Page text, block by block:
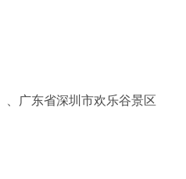
、广东省深圳市欢乐谷景区